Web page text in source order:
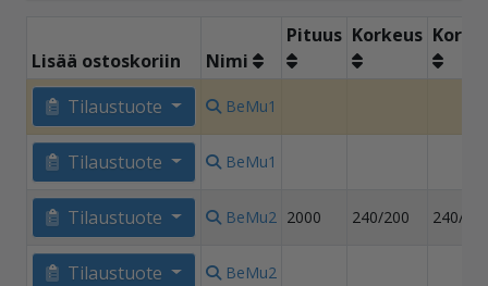
Lisää ostoskoriin Nimi
Pituus Korkeus
Tilaustuote BeMu1
Tilaustuote BeMu1
Tilaustuote BeMu2 2000 240/200 240/
Tilaustuote BeMu2